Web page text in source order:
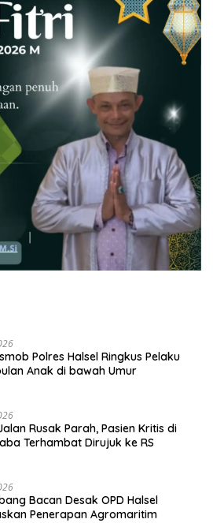
Polres Halsel Ringkus Pelaku
Anak di bawah Umur
Rusak Parah, Pasien Kritis di
Terhambat Dirujuk ke RS
Bacan Desak OPD Halsel
Penerapan Agromaritim